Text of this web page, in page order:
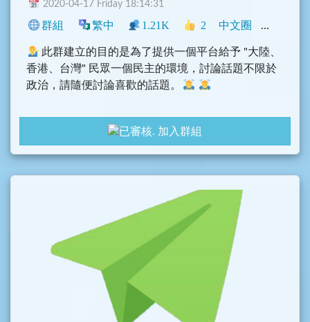
2020-04-17 Friday 18:14:31
群組 繁中 1.21K 2 中文圈 香港
此群建立的目的是為了提供一個平台給予 "大陸、
香港、台灣" 民眾一個民主的環境，討論話題不限於
政治，請隨便討論喜歡的話題。
加入群組